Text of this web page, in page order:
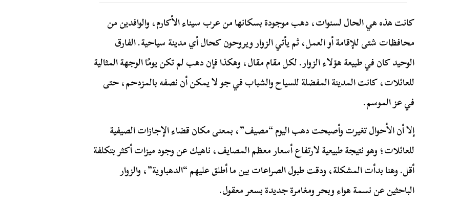
كانت هذه هي الحال لسنوات، دهب موجودة بسكانها من عرب سيناء الأكارم، والوافدين من
محافظات شتى للإقامة أو العمل، ثم يأتي الزوار ويروحون كحال أي مدينة سياحية. الفارق
الوحيد كان في طبيعة هؤلاء الزوار. لكل مقام مقال، وهكذا فإن دهب لم تكن يومًا الوجهة المثالية
للعائلات، كانت المدينة المفضلة للسياح والشباب في جو لا يمكن أن نصفه بالمزدحم، حتى
في عز الموسم.
إلا أن الأحوال تغيرت وأصبحت دهب اليوم “مصيف”، بمعنى مكان قضاء الإجازات الصيفية
للعائلات؛ وهو نتيجة طبيعية لارتفاع أسعار معظم المصايف، ناهيك عن وجود ميزات أكثر بتكلفة
أقل. وهنا بدأت المشكلة، ودقت طبول الصراعات بين ما أطلق عليهم “الدهباوية”، والزوار
الباحثين عن نسمة هواء وبحر ومغامرة جديدة بسعر معقول.